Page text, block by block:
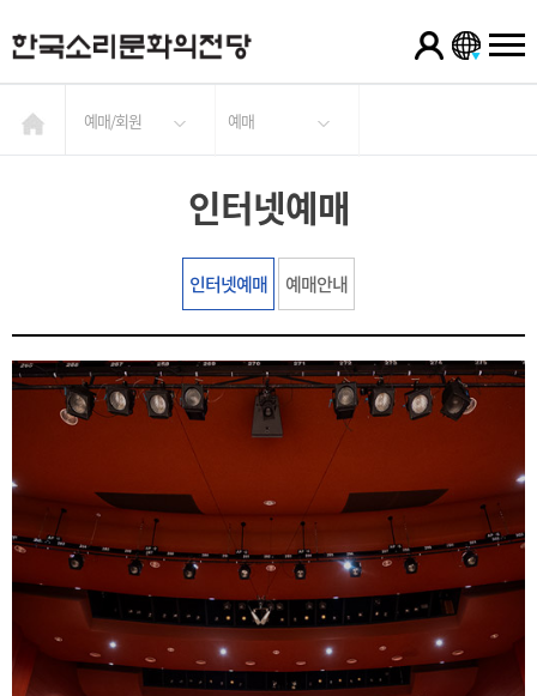
예매/회원 예매
인터넷예매
인터넷예매 예매안내